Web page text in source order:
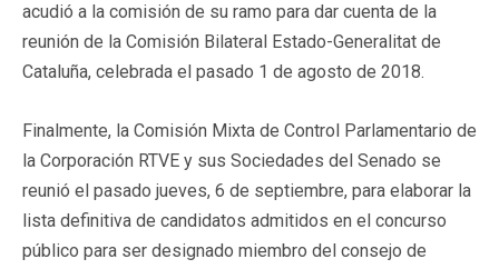
acudió a la comisión de su ramo para dar cuenta de la
reunión de la Comisión Bilateral Estado-Generalitat de
Cataluña, celebrada el pasado 1 de agosto de 2018.
Finalmente, la Comisión Mixta de Control Parlamentario de
la Corporación RTVE y sus Sociedades del Senado se
reunió el pasado jueves, 6 de septiembre, para elaborar la
lista definitiva de candidatos admitidos en el concurso
público para ser designado miembro del consejo de